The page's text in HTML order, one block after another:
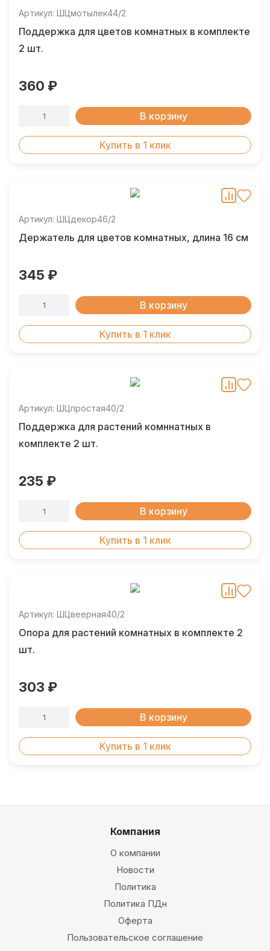
Артикул: ШЦмотылек44/2
Поддержка для цветов комнатных в комплекте
2 шт.
360 ₽
В корзину
Купить в 1 клик
Артикул: ШЦдекор46/2
Держатель для цветов комнатных, длина 16 см
345 ₽
В корзину
Купить в 1 клик
Артикул: ШЦпростая40/2
Поддержка для растений комннатных в
комплекте 2 шт.
235 ₽
В корзину
Купить в 1 клик
Артикул: ШЦвеерная40/2
Опора для растений комнатных в комплекте 2
шт.
303 ₽
В корзину
Купить в 1 клик
Компания
О компании
Новости
Политика
Политика ПДн
Оферта
Пользовательское соглашение